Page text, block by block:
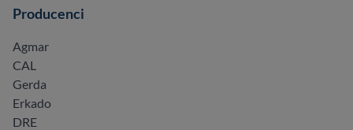
Producenci
Agmar
CAL
Gerda
Erkado
DRE